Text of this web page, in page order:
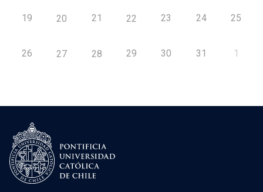
19 20 21 22 23 24 25
26 27 28 29 30 31 1